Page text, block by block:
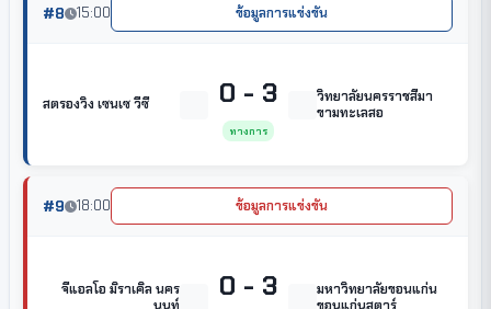
#8 15:00 ข้อมูลการแข่งขัน
สตรองวิง เซนเซ วีซี 0 - 3
ทางการ
วิทยาลัยนครราชสีมา
ขามทะเลสอ
#9 18:00 ข้อมูลการแข่งขัน
จีแอลโอ มิราเคิล นคร
นนท์
0 - 3
มหาวิทยาลัยขอนแก่น
ขอนแก่นสตาร์